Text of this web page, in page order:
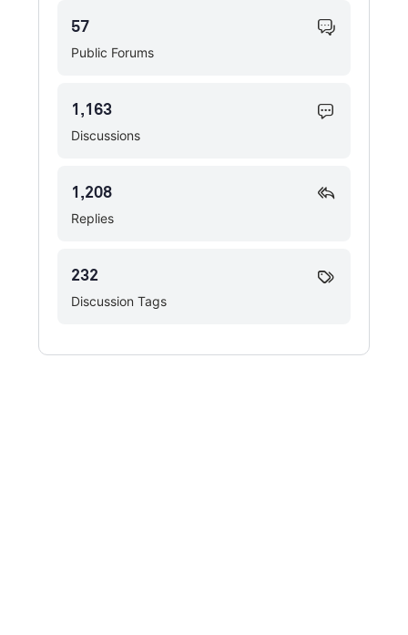
Public Forums
57
Discussions
1,163
Replies
1,208
Discussion Tags
232